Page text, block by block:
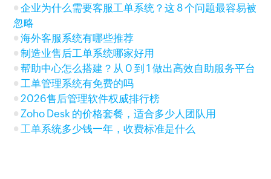
企业为什么需要客服工单系统？这 8 个问题最容易被
忽略
海外客服系统有哪些推荐
制造业售后工单系统哪家好用
帮助中心怎么搭建？从 0 到 1 做出高效自助服务平台
工单管理系统有免费的吗
2026售后管理软件权威排行榜
Zoho Desk 的价格套餐，适合多少人团队用
工单系统多少钱一年，收费标准是什么